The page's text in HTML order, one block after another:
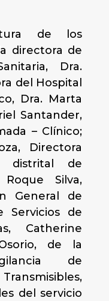
de los
directora de
Dra.
del Hospital
Dra. Marta
Santander,
– Clínico;
Directora
distrital de
Silva,
General de
Servicios de
Catherine
de la
de
del servicio